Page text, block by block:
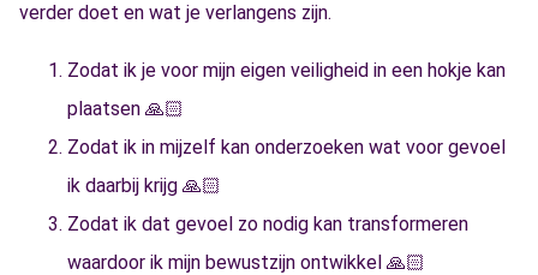
verder doet en wat je verlangens zijn.
Zodat ik je voor mijn eigen veiligheid in een hokje kan
plaatsen 🙏🏻
Zodat ik in mijzelf kan onderzoeken wat voor gevoel
ik daarbij krijg 🙏🏻
Zodat ik dat gevoel zo nodig kan transformeren
waardoor ik mijn bewustzijn ontwikkel 🙏🏻